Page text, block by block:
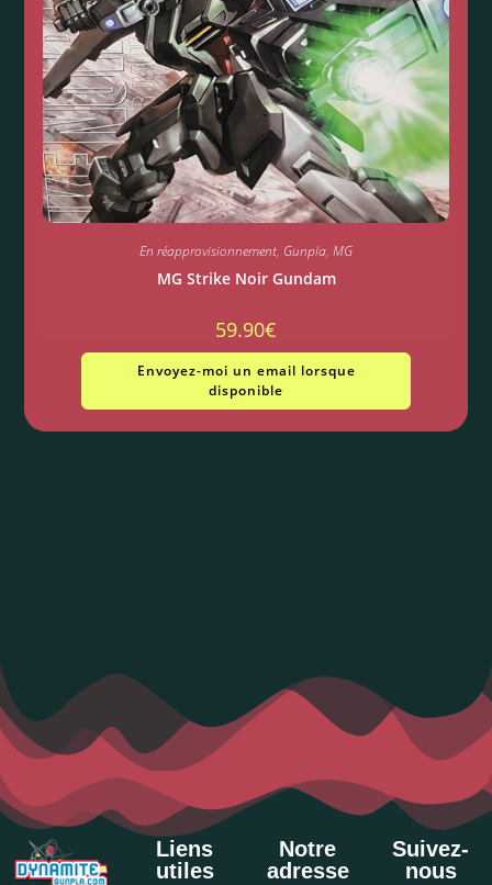
En réapprovisionnement, Gunpla, MG
MG Strike Noir Gundam
59.90€
Envoyez-moi un email lorsque
disponible
Liens
utiles
Notre
adresse
Suivez-
nous